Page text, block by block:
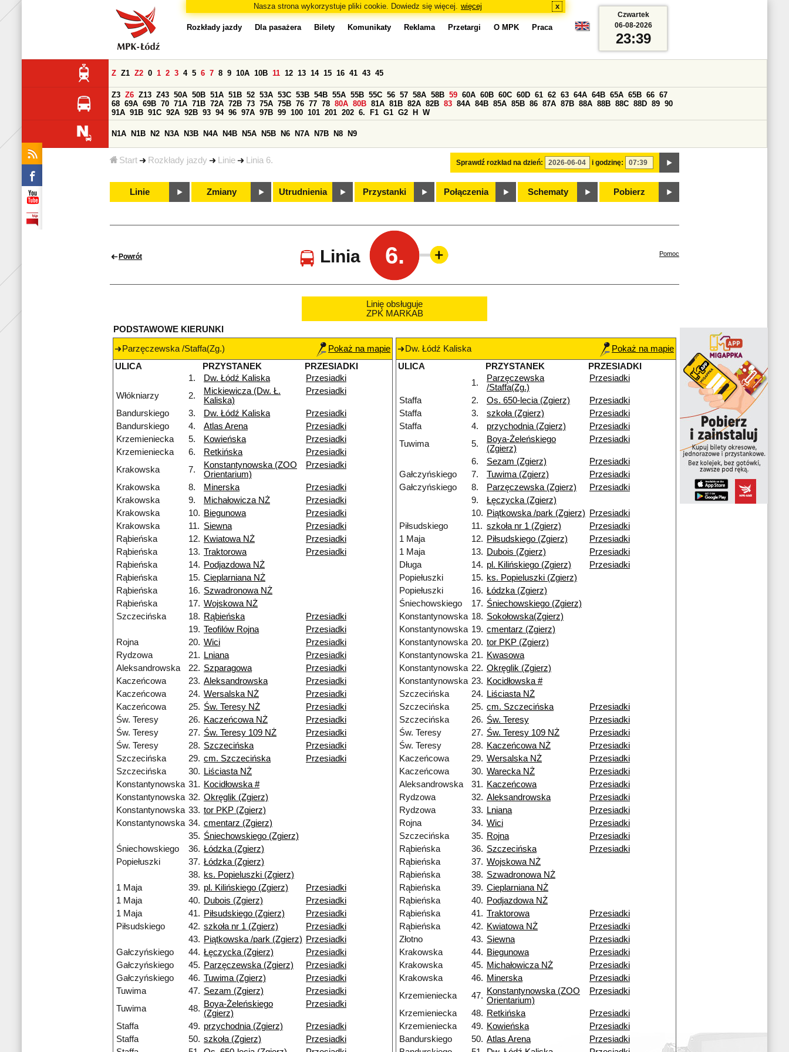
Nasza strona wykorzystuje pliki cookie. Dowiedz się więcej. więcej x
Start Rozkłady jazdy Linie Linia 6.
Rozkłady jazdy Dla pasażera Bilety Komunikaty Reklama Przetargi O MPK Praca
Sprawdź rozkład na dzień: i godzinę:
Z Z1 Z2 0 1 2 3 4 5 6 7 8 9 10A 10B 11 12 13 14 15 16 41 43 45
Z3 Z6 Z13 Z43 50A 50B 51A 51B 52 53A 53C 53B 54B 55A 55B 55C 56 57 58A 58B 59 60A 60B 60C 60D 61 62 63 64A 64B 65A 65B 66 67
68 69A 69B 70 71A 71B 72A 72B 73 75A 75B 76 77 78 80A 80B 81A 81B 82A 82B 83 84A 84B 85A 85B 86 87A 87B 88A 88B 88C 88D 89 90
91A 91B 91C 92A 92B 93 94 96 97A 97B 99 100 101 201 202 6. F1 G1 G2 H W
N1A N1B N2 N3A N3B N4A N4B N5A N5B N6 N7A N7B N8 N9
Linie Zmiany Utrudnienia Przystanki Połączenia Schematy Pobierz
Czwartek
06-08-2026
23:39
Powrót Linia 6. Pomoc
Linię obsługuje
ZPK MARKAB
PODSTAWOWE KIERUNKI
Parzęczewska /Staffa(Zg.)
Pokaż na mapie
ULICA
PRZYSTANEK
PRZESIADKI
1.
Dw. Łódź Kaliska
Przesiadki
Włókniarzy
2.
Mickiewicza (Dw. Ł.
Kaliska)
Przesiadki
Bandurskiego 3. Dw. Łódź Kaliska
Przesiadki
Bandurskiego
4. Atlas Arena
Przesiadki
Krzemieniecka
5. Kowieńska
Przesiadki
Krzemieniecka
6. Retkińska
Przesiadki
Krakowska
7.
Konstantynowska (ZOO
Orientarium)
Przesiadki
Krakowska 8. Minerska
Przesiadki
Krakowska
9. Michałowicza NŻ
Przesiadki
Krakowska
10. Biegunowa
Przesiadki
Krakowska
11. Siewna
Przesiadki
Rąbieńska
12. Kwiatowa NŻ
Przesiadki
Rąbieńska
13. Traktorowa
Przesiadki
Rąbieńska
14. Podjazdowa NŻ
Rąbieńska
15. Cieplarniana NŻ
Rąbieńska
16. Szwadronowa NŻ
Rąbieńska
17. Wojskowa NŻ
Szczecińska
18. Rąbieńska
Przesiadki
19. Teofilów Rojna
Przesiadki
Rojna
20. Wici
Przesiadki
Rydzowa
21. Lniana
Przesiadki
Aleksandrowska
22. Szparagowa
Przesiadki
Kaczeńcowa
23. Aleksandrowska
Przesiadki
Kaczeńcowa
24. Wersalska NŻ
Przesiadki
Kaczeńcowa
25. Św. Teresy NŻ
Przesiadki
Św. Teresy
26. Kaczeńcowa NŻ
Przesiadki
Św. Teresy
27. Św. Teresy 109 NŻ
Przesiadki
Św. Teresy
28. Szczecińska
Przesiadki
Szczecińska
29. cm. Szczecińska
Przesiadki
Szczecińska
30.
Liściasta NŻ
Konstantynowska 31. Kocidłowska #
Konstantynowska 32. Okręglik (Zgierz)
Konstantynowska 33. tor PKP (Zgierz)
Konstantynowska 34. cmentarz (Zgierz)
35. Śniechowskiego (Zgierz)
Śniechowskiego
36. Łódzka (Zgierz)
Popiełuszki
37. Łódzka (Zgierz)
38. ks. Popieluszki (Zgierz)
1 Maja
39. pl. Kilińskiego (Zgierz)
Przesiadki
1 Maja
40. Dubois (Zgierz)
Przesiadki
1 Maja
41. Piłsudskiego (Zgierz)
Przesiadki
Piłsudskiego
42. szkoła nr 1 (Zgierz)
Przesiadki
43. Piątkowska /park (Zgierz) Przesiadki
Gałczyńskiego
44. Łęczycka (Zgierz)
Przesiadki
Gałczyńskiego
45. Parzęczewska (Zgierz)
Przesiadki
Gałczyńskiego
46. Tuwima (Zgierz)
Przesiadki
Tuwima
47. Sezam (Zgierz)
Przesiadki
Tuwima
48. Boya-Żeleńskiego
(Zgierz)
Przesiadki
Staffa 49. przychodnia (Zgierz)
Przesiadki
Staffa
50. szkoła (Zgierz)
Przesiadki
Dw. Łódź Kaliska
Pokaż na mapie
ULICA
PRZYSTANEK
PRZESIADKI
1.
Parzęczewska
/Staffa(Zg.)
Przesiadki
Staffa 2. Os. 650-lecia (Zgierz)
Przesiadki
Staffa
3. szkoła (Zgierz)
Przesiadki
Staffa
4. przychodnia (Zgierz)
Przesiadki
Tuwima
5.
Boya-Żeleńskiego
(Zgierz)
Przesiadki
6. Sezam (Zgierz)
Przesiadki
Gałczyńskiego
7. Tuwima (Zgierz)
Przesiadki
Gałczyńskiego
8. Parzęczewska (Zgierz)
Przesiadki
9.
Łęczycka (Zgierz)
10. Piątkowska /park (Zgierz)
Przesiadki
Piłsudskiego
11. szkoła nr 1 (Zgierz)
Przesiadki
1 Maja
12. Piłsudskiego (Zgierz)
Przesiadki
1 Maja
13. Dubois (Zgierz)
Przesiadki
Długa
14. pl. Kilińskiego (Zgierz)
Przesiadki
Popiełuszki
15. ks. Popieluszki (Zgierz)
Popiełuszki
16. Łódzka (Zgierz)
Śniechowskiego
17. Śniechowskiego (Zgierz)
Konstantynowska 18. Sokołowska(Zgierz)
Konstantynowska 19. cmentarz (Zgierz)
Konstantynowska 20. tor PKP (Zgierz)
Konstantynowska 21. Kwasowa
Konstantynowska 22. Okręglik (Zgierz)
Konstantynowska 23. Kocidłowska #
Szczecińska
24.
Liściasta NŻ
Szczecińska
25. cm. Szczecińska
Przesiadki
Szczecińska
26. Św. Teresy
Przesiadki
Św. Teresy
27. Św. Teresy 109 NŻ
Przesiadki
Św. Teresy
28. Kaczeńcowa NŻ
Przesiadki
Kaczeńcowa
29. Wersalska NŻ
Przesiadki
Kaczeńcowa
30. Warecka NŻ
Przesiadki
Aleksandrowska
31. Kaczeńcowa
Przesiadki
Rydzowa
32. Aleksandrowska
Przesiadki
Rydzowa
33. Lniana
Przesiadki
Rojna
34. Wici
Przesiadki
Szczecińska
35. Rojna
Przesiadki
Rąbieńska
36. Szczecińska
Przesiadki
Rąbieńska
37. Wojskowa NŻ
Rąbieńska
38. Szwadronowa NŻ
Rąbieńska
39. Cieplarniana NŻ
Rąbieńska
40. Podjazdowa NŻ
Rąbieńska
41. Traktorowa
Przesiadki
Rąbieńska
42. Kwiatowa NŻ
Przesiadki
Złotno
43. Siewna
Przesiadki
Krakowska
44. Biegunowa
Przesiadki
Krakowska
45. Michałowicza NŻ
Przesiadki
Krakowska
46. Minerska
Przesiadki
Krzemieniecka
47. Konstantynowska (ZOO
Orientarium)
Przesiadki
Krzemieniecka 48. Retkińska
Przesiadki
Krzemieniecka
49. Kowieńska
Przesiadki
Bandurskiego
50. Atlas Arena
Przesiadki